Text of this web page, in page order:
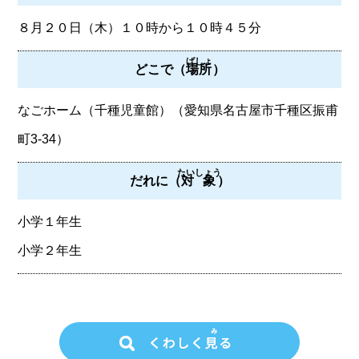
８月２０日（木）１０時から１０時４５分
どこで（場所
ばしょ
）
なごホーム（千種児童館）（愛知県名古屋市千種区振甫
町3-34）
だれに（対象
たいしょう
）
小学１年生
小学２年生